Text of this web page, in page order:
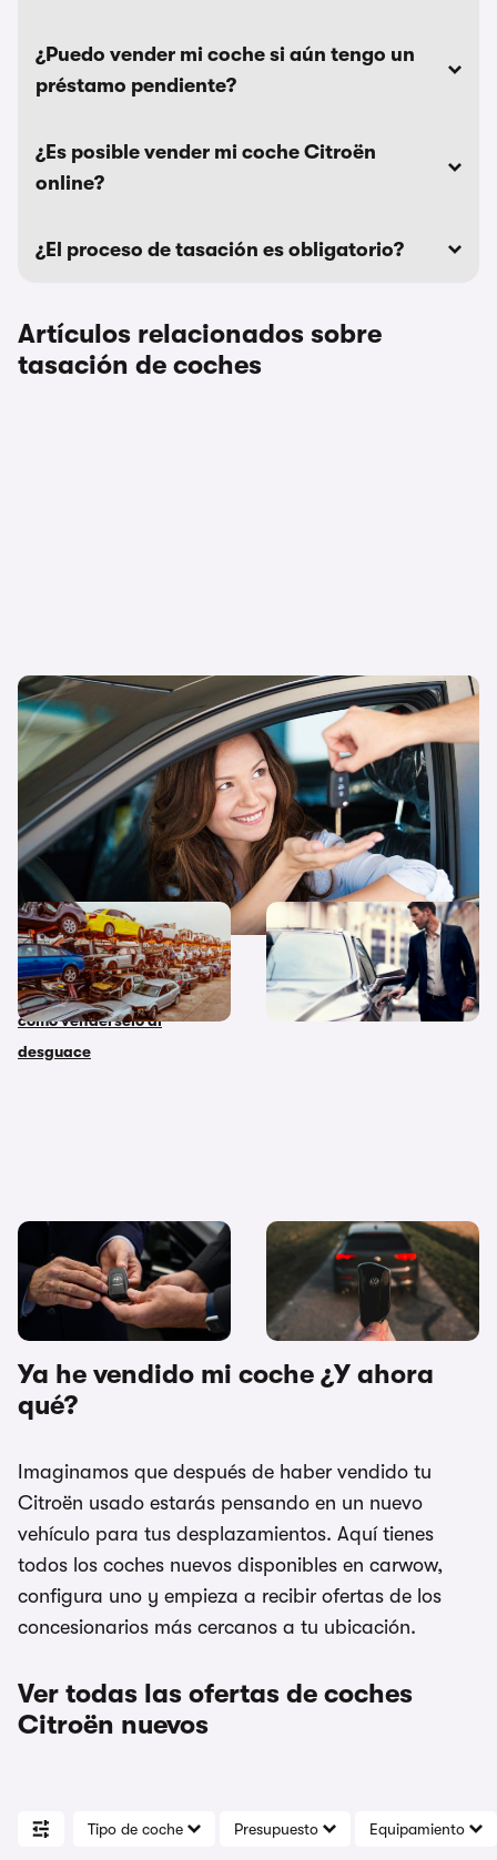
¿Puedo vender mi coche si aún tengo un
préstamo pendiente?
¿Es posible vender mi coche Citroën
online?
¿El proceso de tasación es obligatorio?
Artículos relacionados sobre
tasación de coches
Cómo cambiar el nombre del titular de un
coche: guía completa 2026
¿Cambias de coche y te
deshaces del viejo? Te
explicamos paso a paso
como vendérselo al
desguace
Ocho trucos de experto
para revalorizar tu coche
antes de venderlo
¿Se puede vender un coche
financiado? Te explicamos
cómo
7 razones de peso para
vender tu coche ¿Cuál es la
tuya?
Ya he vendido mi coche ¿Y ahora
qué?
Imaginamos que después de haber vendido tu
Citroën usado estarás pensando en un nuevo
vehículo para tus desplazamientos. Aquí tienes
todos los coches nuevos disponibles en carwow,
configura uno y empieza a recibir ofertas de los
concesionarios más cercanos a tu ubicación.
Ver todas las ofertas de coches
Citroën nuevos
Tipo de coche Presupuesto Equipamiento